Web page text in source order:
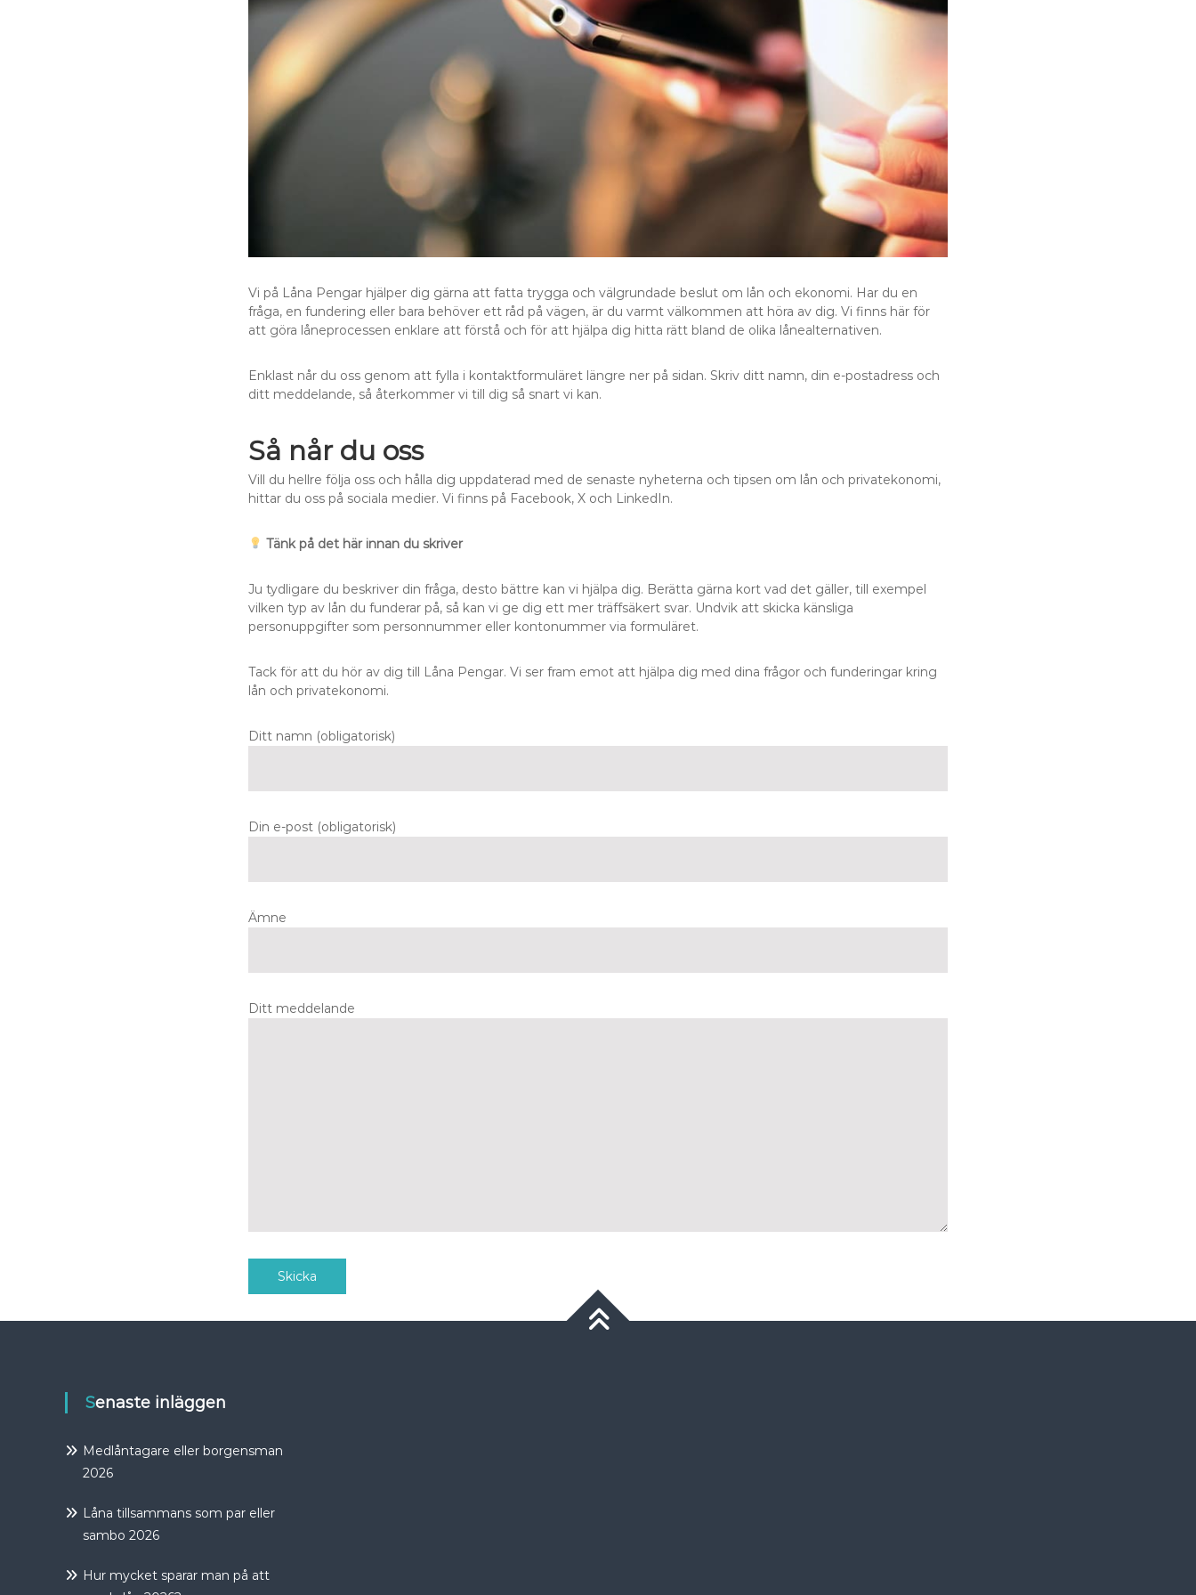
Vi på Låna Pengar hjälper dig gärna att fatta trygga och välgrundade beslut om lån och ekonomi. Har du en
fråga, en fundering eller bara behöver ett råd på vägen, är du varmt välkommen att höra av dig. Vi finns här för
att göra låneprocessen enklare att förstå och för att hjälpa dig hitta rätt bland de olika lånealternativen.
Enklast når du oss genom att fylla i kontaktformuläret längre ner på sidan. Skriv ditt namn, din e-postadress och
ditt meddelande, så återkommer vi till dig så snart vi kan.
Så når du oss
Vill du hellre följa oss och hålla dig uppdaterad med de senaste nyheterna och tipsen om lån och privatekonomi,
hittar du oss på sociala medier. Vi finns på Facebook, X och LinkedIn.
Tänk på det här innan du skriver
Ju tydligare du beskriver din fråga, desto bättre kan vi hjälpa dig. Berätta gärna kort vad det gäller, till exempel
vilken typ av lån du funderar på, så kan vi ge dig ett mer träffsäkert svar. Undvik att skicka känsliga
personuppgifter som personnummer eller kontonummer via formuläret.
Tack för att du hör av dig till Låna Pengar. Vi ser fram emot att hjälpa dig med dina frågor och funderingar kring
lån och privatekonomi.
Ditt namn (obligatorisk)
Din e-post (obligatorisk)
Ämne
Ditt meddelande
Senaste inläggen
Medlåntagare eller borgensman
2026
Låna tillsammans som par eller
sambo 2026
Hur mycket sparar man på att